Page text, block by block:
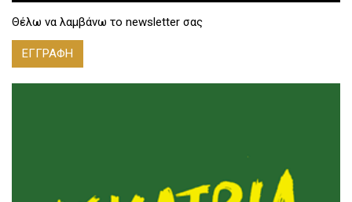
Θέλω να λαμβάνω το newsletter σας
ΕΓΓΡΑΦΗ